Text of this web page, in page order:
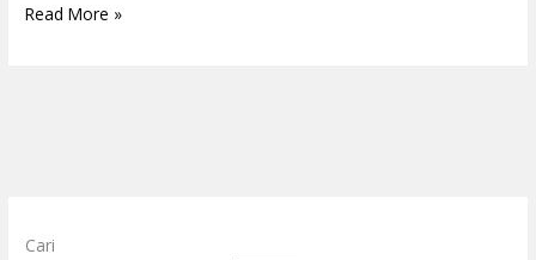
Read More »
Cari